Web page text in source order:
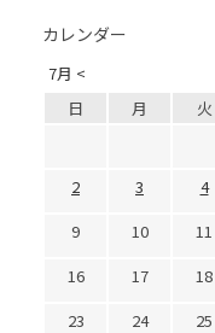
カレンダー
7月 <
日 月 火
2
3 4
9
10 11
16
17 18
23
24 25